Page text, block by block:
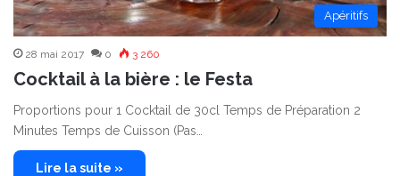
Apéritifs
28 mai 2017 0 3 260
Cocktail à la bière : le Festa
Proportions pour 1 Cocktail de 30cl Temps de Préparation 2
Minutes Temps de Cuisson (Pas…
Lire la suite »